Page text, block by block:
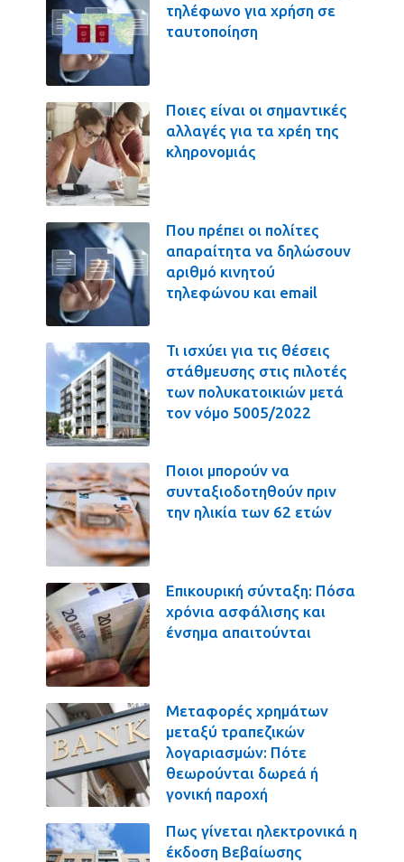
τηλέφωνο για χρήση σε
ταυτοποίηση
Ποιες είναι οι σημαντικές
αλλαγές για τα χρέη της
κληρονομιάς
Που πρέπει οι πολίτες
απαραίτητα να δηλώσουν
αριθμό κινητού
τηλεφώνου και email
Τι ισχύει για τις θέσεις
στάθμευσης στις πιλοτές
των πολυκατοικιών μετά
τον νόμο 5005/2022
Ποιοι μπορούν να
συνταξιοδοτηθούν πριν
την ηλικία των 62 ετών
Επικουρική σύνταξη: Πόσα
χρόνια ασφάλισης και
ένσημα απαιτούνται
Μεταφορές χρημάτων
μεταξύ τραπεζικών
λογαριασμών: Πότε
θεωρούνται δωρεά ή
γονική παροχή
Πως γίνεται ηλεκτρονικά η
έκδοση Βεβαίωσης